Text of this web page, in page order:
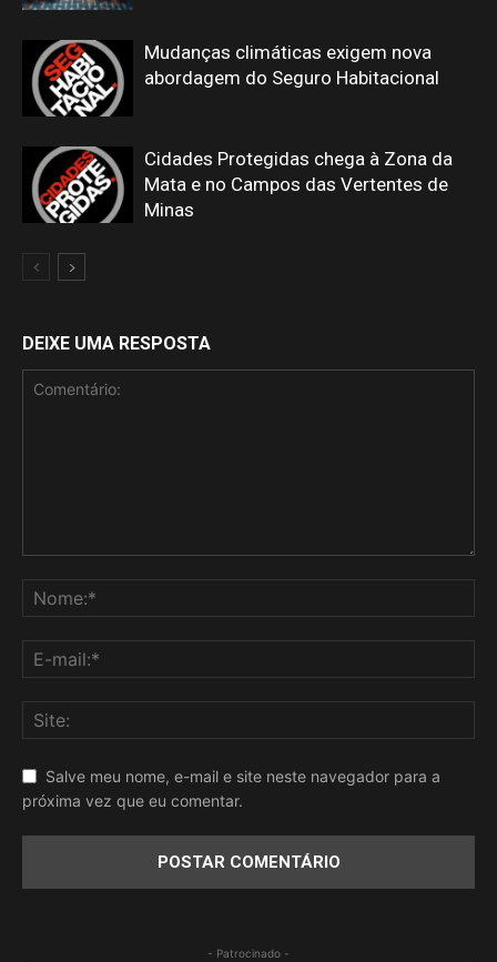
Mudanças climáticas exigem nova
abordagem do Seguro Habitacional
Cidades Protegidas chega à Zona da
Mata e no Campos das Vertentes de
Minas
DEIXE UMA RESPOSTA
Salve meu nome, e-mail e site neste navegador para a
próxima vez que eu comentar.
- Patrocinado -